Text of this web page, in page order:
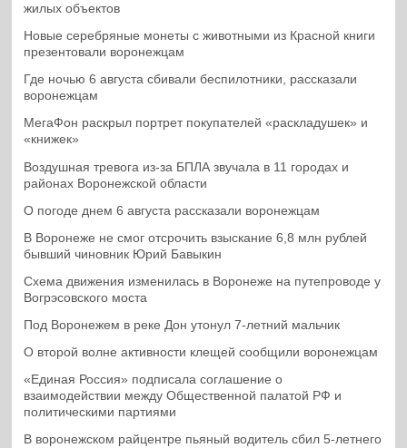
жилых объектов
Новые серебряные монеты с животными из Красной книги
презентовали воронежцам
Где ночью 6 августа сбивали беспилотники, рассказали
воронежцам
МегаФон раскрыл портрет покупателей «раскладушек» и
«книжек»
Воздушная тревога из-за БПЛА звучала в 11 городах и
районах Воронежской области
О погоде днем 6 августа рассказали воронежцам
В Воронеже не смог отсрочить взыскание 6,8 млн рублей
бывший чиновник Юрий Бавыкин
Схема движения изменилась в Воронеже на путепроводе у
Вогрэсовского моста
Под Воронежем в реке Дон утонул 7-летний мальчик
О второй волне активности клещей сообщили воронежцам
«Единая Россия» подписала соглашение о
взаимодействии между Общественной палатой РФ и
политическими партиями
В воронежском райцентре пьяный водитель сбил 5-летнего